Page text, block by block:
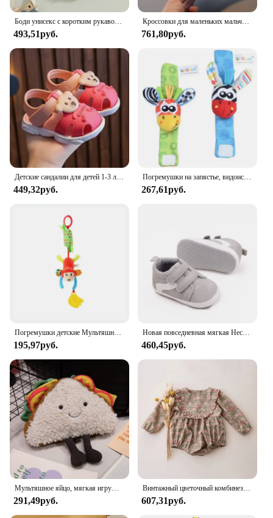
Боди унисекс с коротким рукавом, однотонное бежевое повседневное боди для новорожденных мальчиков и девочек, 0-24 месяца
493,51руб.
Кроссовки для маленьких мальчиков и девочек 1-6 лет, модная спортивная обувь для малышей, дышащая детская обувь на плоской подошве, детская обувь
761,80руб.
Детские сандалии для детей 1-3 лет. Летняя пляжная обувь для маленьких детей. Быстросохнущие милые сандалии для маленьких мальчиков и девочек. Коричневые, розовые, красные, синие.
449,32руб.
Погремушки на запястье, видоискатель для ног, детская игрушка для малышей, браслет на руку, браслет на запястье, погремушка, детские игрушки для новорожденных 0-12 месяцев
267,61руб.
195,97руб.
Новая повседневная мягкая Нескользящая спортивная обувь для малышей, мальчиков и девочек
460,45руб.
291,49руб.
Винтажный цветочный комбинезон для маленьких девочек, весенняя одежда для маленьких девочек на свадьбу и вечеринку
607,31руб.